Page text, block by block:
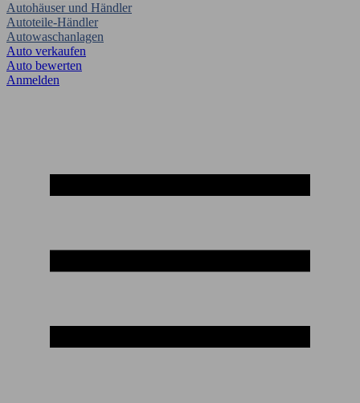
Autohäuser und Händler
Autoteile-Händler
Autowaschanlagen
Auto verkaufen
Auto bewerten
Anmelden